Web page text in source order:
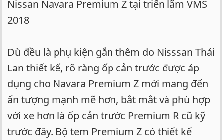
Nissan Navara Premium Z tại triển lãm VMS
2018
Dù đều là phụ kiện gắn thêm do Nisssan Thái
Lan thiết kế, rõ ràng ốp cản trước được áp
dụng cho Navara Premium Z mới mang đến
ấn tượng mạnh mẽ hơn, bắt mắt và phù hợp
với xe hơn là ốp cản trước Premium R cũ kỹ
trước đây. Bộ tem Premium Z có thiết kế